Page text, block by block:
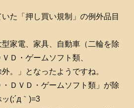
た「押し買い規制」の例外品目
家電、家具、自動車（二輪を除
Ｄ・ゲームソフト類、
。」となったようですね。
ＤＶＤ・ゲームソフト類」が除
(;´д｀)=3